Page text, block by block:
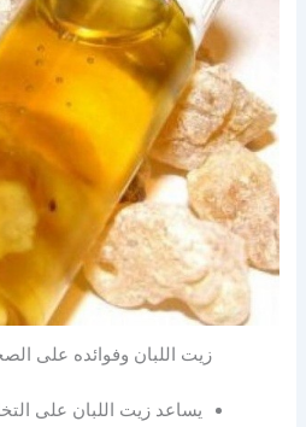
زيت اللبان وفوائده على
يساعد زيت اللبان على